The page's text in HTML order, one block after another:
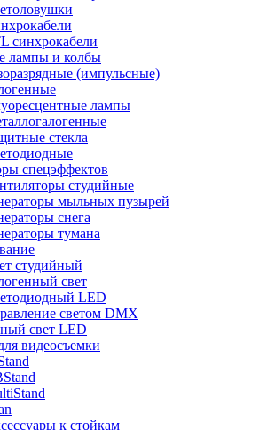
синхрокабели
лампы и колбы
(импульсные)
лампы
стекла
спецэффектов
студийные
мыльных пузырей
снега
тумана
студийный
свет
LED
светом DMX
свет LED
видеосъемки
к стойкам